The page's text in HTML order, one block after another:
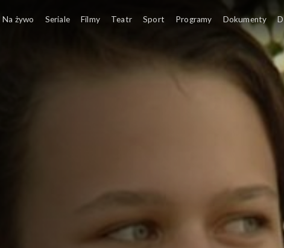
Na żywo Seriale Filmy Teatr Sport Programy Dokumenty